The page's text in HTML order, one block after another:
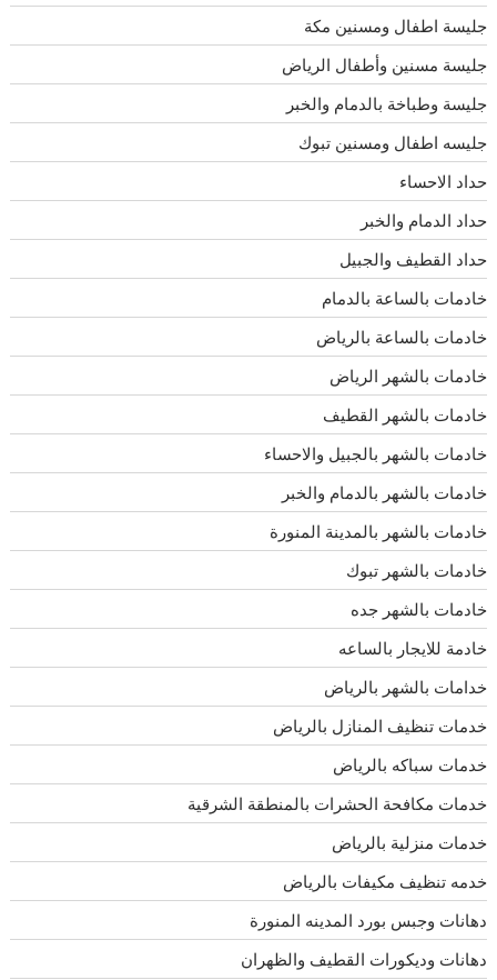
جليسة اطفال ومسنين مكة
جليسة مسنين وأطفال الرياض
جليسة وطباخة بالدمام والخبر
جليسه اطفال ومسنين تبوك
حداد الاحساء
حداد الدمام والخبر
حداد القطيف والجبيل
خادمات بالساعة بالدمام
خادمات بالساعة بالرياض
خادمات بالشهر الرياض
خادمات بالشهر القطيف
خادمات بالشهر بالجبيل والاحساء
خادمات بالشهر بالدمام والخبر
خادمات بالشهر بالمدينة المنورة
خادمات بالشهر تبوك
خادمات بالشهر جده
خادمة للايجار بالساعه
خدامات بالشهر بالرياض
خدمات تنظيف المنازل بالرياض
خدمات سباكه بالرياض
خدمات مكافحة الحشرات بالمنطقة الشرقية
خدمات منزلية بالرياض
خدمه تنظيف مكيفات بالرياض
دهانات وجبس بورد المدينه المنورة
دهانات وديكورات القطيف والظهران